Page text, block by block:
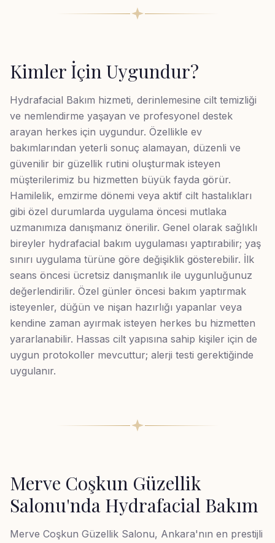
Kimler İçin Uygundur?
Hydrafacial Bakım hizmeti, derinlemesine cilt temizliği
ve nemlendirme yaşayan ve profesyonel destek
arayan herkes için uygundur. Özellikle ev
bakımlarından yeterli sonuç alamayan, düzenli ve
güvenilir bir güzellik rutini oluşturmak isteyen
müşterilerimiz bu hizmetten büyük fayda görür.
Hamilelik, emzirme dönemi veya aktif cilt hastalıkları
gibi özel durumlarda uygulama öncesi mutlaka
uzmanımıza danışmanız önerilir. Genel olarak sağlıklı
bireyler hydrafacial bakım uygulaması yaptırabilir; yaş
sınırı uygulama türüne göre değişiklik gösterebilir. İlk
seans öncesi ücretsiz danışmanlık ile uygunluğunuz
değerlendirilir. Özel günler öncesi bakım yaptırmak
isteyenler, düğün ve nişan hazırlığı yapanlar veya
kendine zaman ayırmak isteyen herkes bu hizmetten
yararlanabilir. Hassas cilt yapısına sahip kişiler için de
uygun protokoller mevcuttur; alerji testi gerektiğinde
uygulanır.
Merve Coşkun Güzellik
Salonu'nda Hydrafacial Bakım
Merve Coşkun Güzellik Salonu, Ankara'nın en prestijli